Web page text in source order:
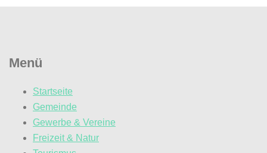
Menü
Startseite
Gemeinde
Gewerbe & Vereine
Freizeit & Natur